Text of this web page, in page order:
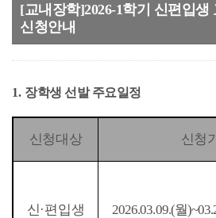
[교내장학]2026-1학기 신편입생
신청안내
1. 장학생 선발 주요일정
신청대상 신청
신 ·편입생 2026.03.09.(월